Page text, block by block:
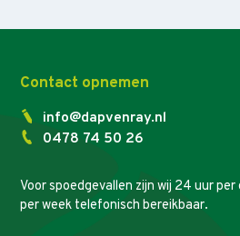
Contact opnemen
info@dapvenray.nl
0478 74 50 26
Voor spoedgevallen zijn wij 24 uur per
per week telefonisch bereikbaar.